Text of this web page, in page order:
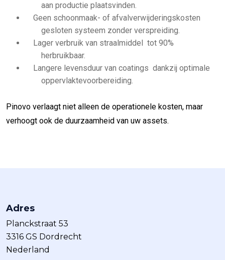
aan productie plaatsvinden.
Geen schoonmaak- of afvalverwijderingskosten
gesloten systeem zonder verspreiding.
Lager verbruik van straalmiddel tot 90%
herbruikbaar.
Langere levensduur van coatings dankzij optimale
oppervlaktevoorbereiding.
Pinovo verlaagt niet alleen de operationele kosten, maar
verhoogt ook de duurzaamheid van uw assets.
Adres
Planckstraat 53
3316 GS Dordrecht
Nederland